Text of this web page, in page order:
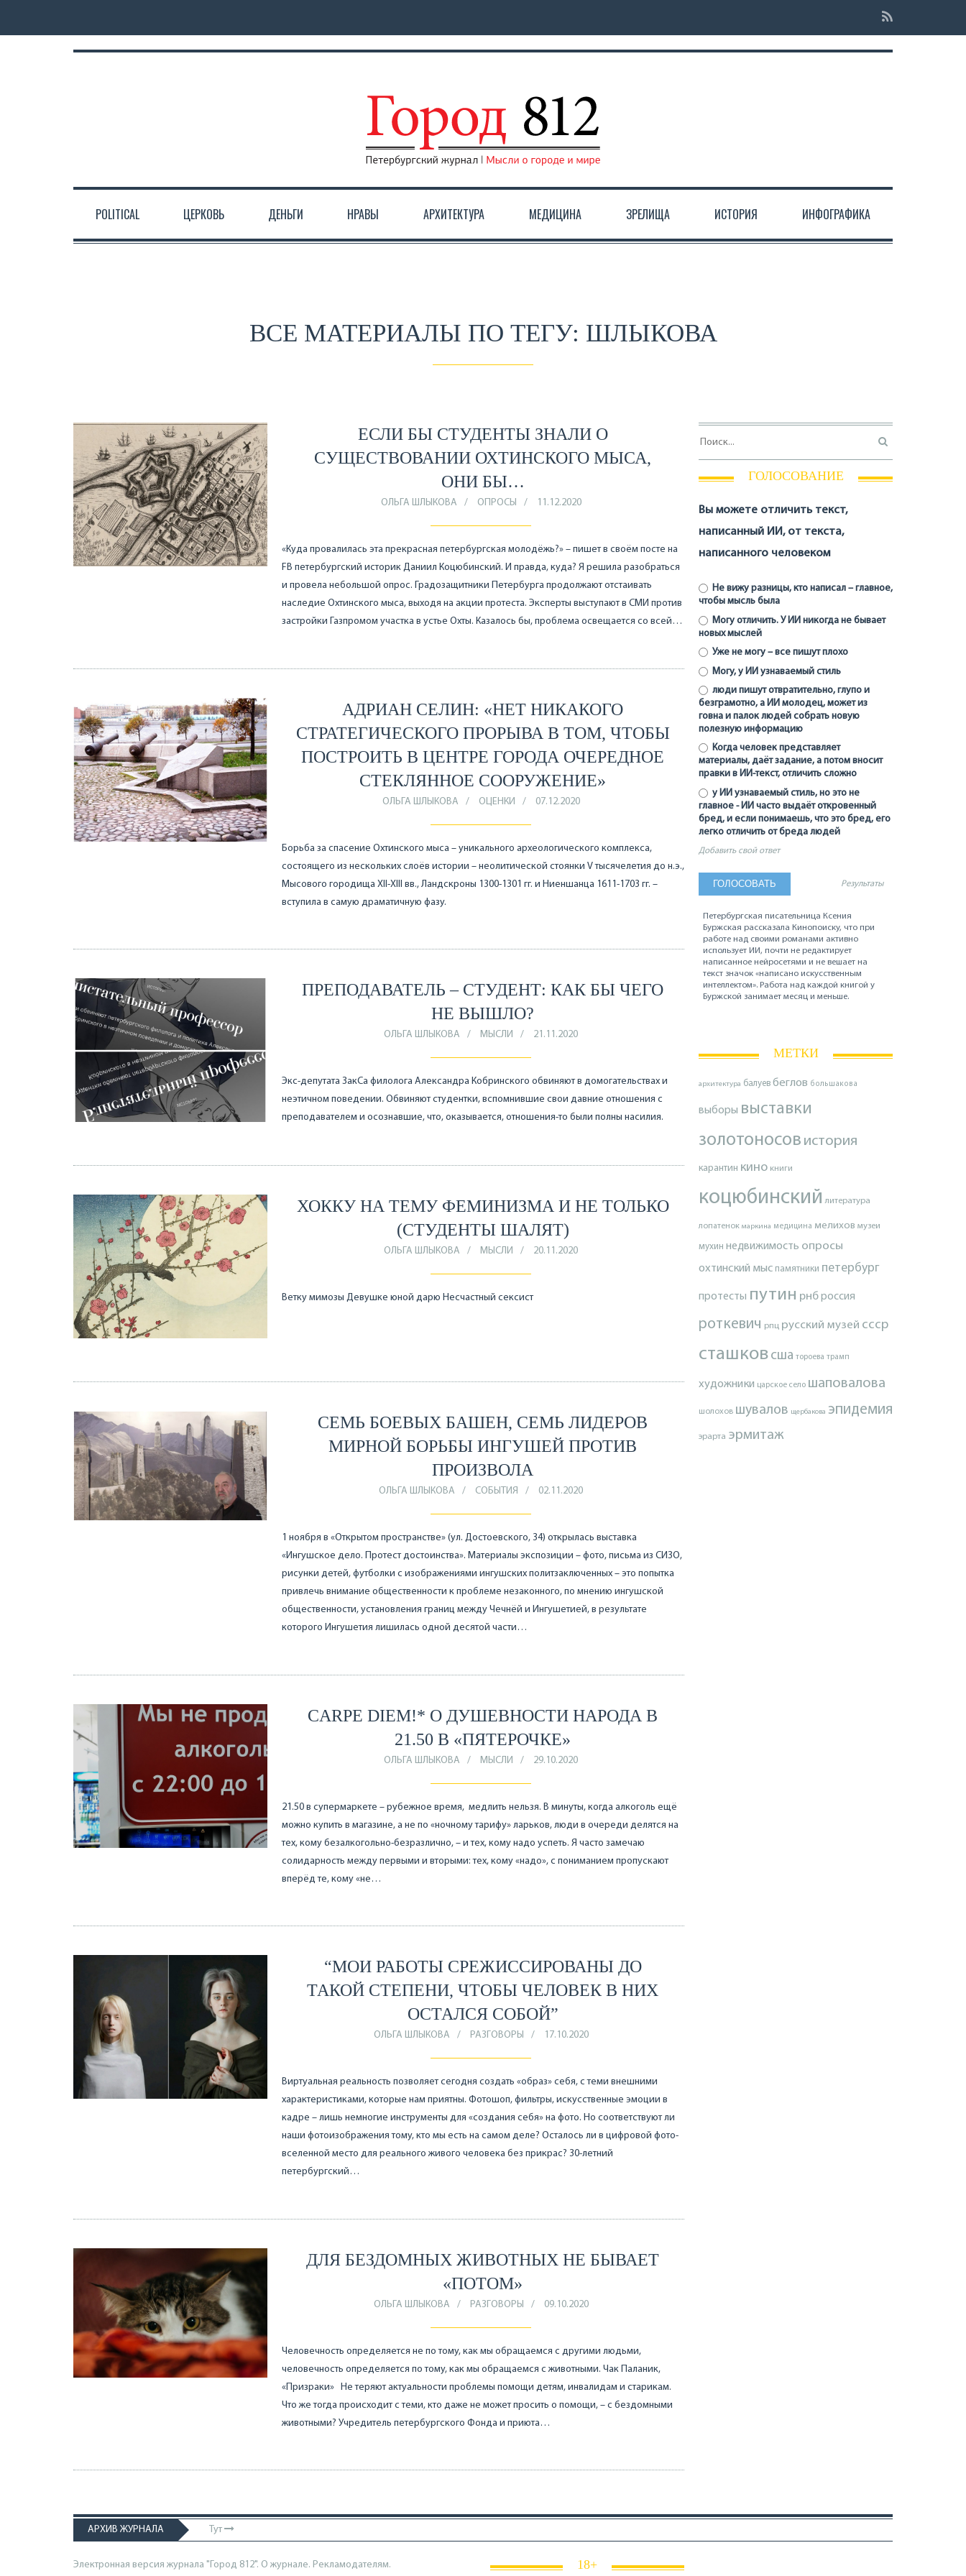
POLITICAL ЦЕРКОВЬ ДЕНЬГИ НРАВЫ АРХИТЕКТУРА МЕДИЦИНА ЗРЕЛИЩА ИСТОРИЯ ИНФОГРАФИКА
ВСЕ МАТЕРИАЛЫ ПО ТЕГУ: ШЛЫКОВА
ЕСЛИ БЫ СТУДЕНТЫ ЗНАЛИ О
СУЩЕСТВОВАНИИ ОХТИНСКОГО МЫСА,
ОНИ БЫ…
ОЛЬГА ШЛЫКОВА ОПРОСЫ 11.12.2020
«Куда провалилась эта прекрасная петербургская молодёжь?» – пишет в своём посте на
FB петербургский историк Даниил Коцюбинский. И правда, куда? Я решила разобраться
и провела небольшой опрос. Градозащитники Петербурга продолжают отстаивать
наследие Охтинского мыса, выходя на акции протеста. Эксперты выступают в СМИ против
застройки Газпромом участка в устье Охты. Казалось бы, проблема освещается со всей…
АДРИАН СЕЛИН: «НЕТ НИКАКОГО
СТРАТЕГИЧЕСКОГО ПРОРЫВА В ТОМ, ЧТОБЫ
ПОСТРОИТЬ В ЦЕНТРЕ ГОРОДА ОЧЕРЕДНОЕ
СТЕКЛЯННОЕ СООРУЖЕНИЕ»
ОЛЬГА ШЛЫКОВА ОЦЕНКИ 07.12.2020
Борьба за спасение Охтинского мыса – уникального археологического комплекса,
состоящего из нескольких слоёв истории – неолитической стоянки V тысячелетия до н.э.,
Мысового городища XII-XIII вв., Ландскроны 1300-1301 гг. и Ниеншанца 1611-1703 гг. –
вступила в самую драматичную фазу.
ПРЕПОДАВАТЕЛЬ – СТУДЕНТ: КАК БЫ ЧЕГО
НЕ ВЫШЛО?
ОЛЬГА ШЛЫКОВА МЫСЛИ 21.11.2020
Экс-депутата ЗакСа филолога Александра Кобринского обвиняют в домогательствах и
неэтичном поведении. Обвиняют студентки, вспомнившие свои давние отношения с
преподавателем и осознавшие, что, оказывается, отношения-то были полны насилия.
ХОККУ НА ТЕМУ ФЕМИНИЗМА И НЕ ТОЛЬКО
(СТУДЕНТЫ ШАЛЯТ)
ОЛЬГА ШЛЫКОВА МЫСЛИ 20.11.2020
Ветку мимозы Девушке юной дарю Несчастный сексист
СЕМЬ БОЕВЫХ БАШЕН, СЕМЬ ЛИДЕРОВ
МИРНОЙ БОРЬБЫ ИНГУШЕЙ ПРОТИВ
ПРОИЗВОЛА
ОЛЬГА ШЛЫКОВА СОБЫТИЯ 02.11.2020
1 ноября в «Открытом пространстве» (ул. Достоевского, 34) открылась выставка
«Ингушское дело. Протест достоинства». Материалы экспозиции – фото, письма из СИЗО,
рисунки детей, футболки с изображениями ингушских политзаключенных – это попытка
привлечь внимание общественности к проблеме незаконного, по мнению ингушской
общественности, установления границ между Чечнёй и Ингушетией, в результате
которого Ингушетия лишилась одной десятой части…
CARPE DIEM!* О ДУШЕВНОСТИ НАРОДА В
21.50 В «ПЯТЕРОЧКЕ»
ОЛЬГА ШЛЫКОВА МЫСЛИ 29.10.2020
21.50 в супермаркете – рубежное время, медлить нельзя. В минуты, когда алкоголь ещё
можно купить в магазине, а не по «ночному тарифу» ларьков, люди в очереди делятся на
тех, кому безалкогольно-безразлично, – и тех, кому надо успеть. Я часто замечаю
солидарность между первыми и вторыми: тех, кому «надо», с пониманием пропускают
вперёд те, кому «не…
“МОИ РАБОТЫ СРЕЖИССИРОВАНЫ ДО
ТАКОЙ СТЕПЕНИ, ЧТОБЫ ЧЕЛОВЕК В НИХ
ОСТАЛСЯ СОБОЙ”
ОЛЬГА ШЛЫКОВА РАЗГОВОРЫ 17.10.2020
Виртуальная реальность позволяет сегодня создать «образ» себя, с теми внешними
характеристиками, которые нам приятны. Фотошоп, фильтры, искусственные эмоции в
кадре – лишь немногие инструменты для «создания себя» на фото. Но соответствуют ли
наши фотоизображения тому, кто мы есть на самом деле? Осталось ли в цифровой фото-
вселенной место для реального живого человека без прикрас? 30-летний
петербургский…
ДЛЯ БЕЗДОМНЫХ ЖИВОТНЫХ НЕ БЫВАЕТ
«ПОТОМ»
ОЛЬГА ШЛЫКОВА РАЗГОВОРЫ 09.10.2020
Человечность определяется не по тому, как мы обращаемся с другими людьми,
человечность определяется по тому, как мы обращаемся с животными. Чак Паланик,
«Призраки» Не теряют актуальности проблемы помощи детям, инвалидам и старикам.
Что же тогда происходит с теми, кто даже не может просить о помощи, – с бездомными
животными? Учредитель петербургского Фонда и приюта…
ГОЛОСОВАНИЕ
Вы можете отличить текст,
написанный ИИ, от текста,
написанного человеком
Не вижу разницы, кто написал – главное,
чтобы мысль была
Могу отличить. У ИИ никогда не бывает
новых мыслей
Уже не могу – все пишут плохо
Могу, у ИИ узнаваемый стиль
люди пишут отвратительно, глупо и
безграмотно, а ИИ молодец, может из
говна и палок людей собрать новую
полезную информацию
Когда человек представляет
материалы, даёт задание, а потом вносит
правки в ИИ-текст, отличить сложно
у ИИ узнаваемый стиль, но это не
главное - ИИ часто выдаёт откровенный
бред, и если понимаешь, что это бред, его
легко отличить от бреда людей
Добавить свой ответ
Результаты
Петербургская писательница Ксения
Буржская рассказала Кинопоиску, что при
работе над своими романами активно
использует ИИ, почти не редактирует
написанное нейросетями и не вешает на
текст значок «написано искусственным
интеллектом». Работа над каждой книгой у
Буржской занимает месяц и меньше.
МЕТКИ
архитектура балуев беглов большакова
выборы выставки
золотоносов история
карантин кино книги
коцюбинский литература
лопатенок маркина медицина мелихов музеи
мухин недвижимость опросы
охтинский мыс памятники петербург
протесты путин рнброссия
роткевич рпц русский музей ссср
сташков сша тороева трамп
художники царское село шаповалова
шолохов шувалов щербакова эпидемия
эрарта эрмитаж
АРХИВ ЖУРНАЛА Тут
Электронная версия журнала "Город 812". О журнале. Рекламодателям. 18+